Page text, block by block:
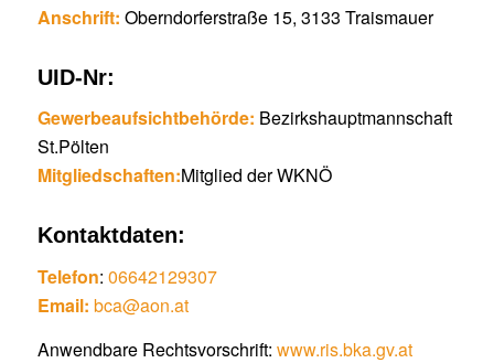
Anschrift: Oberndorferstraße 15, 3133 Traismauer
UID-Nr:
Gewerbeaufsichtbehörde: Bezirkshauptmannschaft
St.Pölten
Mitgliedschaften:Mitglied der WKNÖ
Kontaktdaten:
Telefon: 06642129307
Email: bca@aon.at
Anwendbare Rechtsvorschrift: www.ris.bka.gv.at